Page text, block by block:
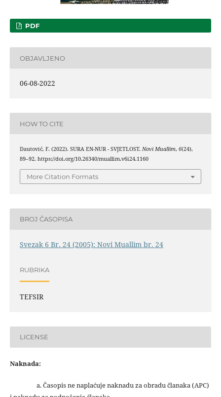
PDF
OBJAVLJENO
06-08-2022
HOW TO CITE
Dautović, F. (2022). SURA EN-NUR - SVJETLOST. Novi Muallim, 6(24),
89–92. https://doi.org/10.26340/muallim.v6i24.1160
More Citation Formats
BROJ ČASOPISA
Svezak 6 Br. 24 (2005): Novi Muallim br. 24
RUBRIKA
TEFSIR
LICENSE
Naknada:
a. Časopis ne naplaćuje naknadu za obradu članaka (APC)